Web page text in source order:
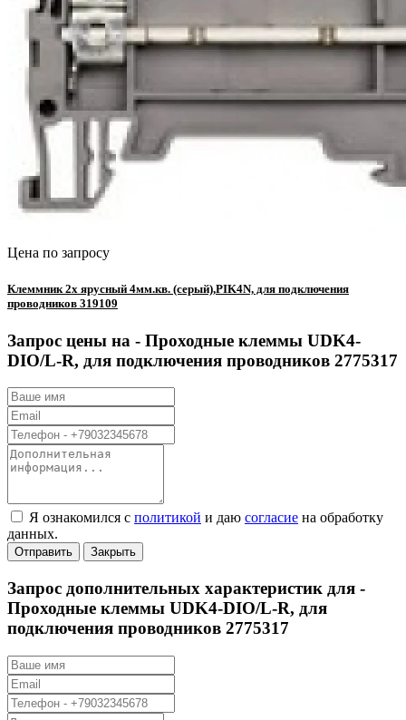
Цена по запросу
Клеммник 2х ярусный 4мм.кв. (серый),PIK4N, для подключения
проводников 319109
Запрос цены на - Проходные клеммы UDK4-
DIO/L-R, для подключения проводников 2775317
Я ознакомился с политикой и даю согласие на обработку
данных.
Отправить Закрыть
Запрос дополнительных характеристик для -
Проходные клеммы UDK4-DIO/L-R, для
подключения проводников 2775317